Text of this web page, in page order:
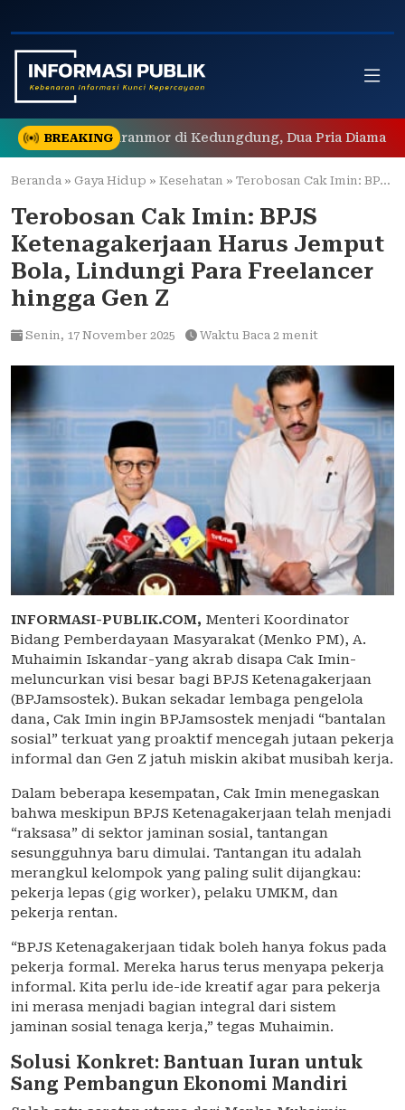
to
content
BREAKING
Ungkap Curanmor di Kedungdung, Dua Pria Diamankan
Beranda » Gaya Hidup » Kesehatan » Terobosan Cak Imin: BPJS Ketenagakerjaan Harus Jemput Bola, Lindungi Para Freelancer hingga Gen Z
Terobosan Cak Imin: BPJS
Ketenagakerjaan Harus Jemput
Bola, Lindungi Para Freelancer
hingga Gen Z
Senin, 17 November 2025 Waktu Baca 2 menit
INFORMASI-PUBLIK.COM, Menteri Koordinator
Bidang Pemberdayaan Masyarakat (Menko PM), A.
Muhaimin Iskandar-yang akrab disapa Cak Imin-
meluncurkan visi besar bagi BPJS Ketenagakerjaan
(BPJamsostek). Bukan sekadar lembaga pengelola
dana, Cak Imin ingin BPJamsostek menjadi “bantalan
sosial” terkuat yang proaktif mencegah jutaan pekerja
informal dan Gen Z jatuh miskin akibat musibah kerja.
Dalam beberapa kesempatan, Cak Imin menegaskan
bahwa meskipun BPJS Ketenagakerjaan telah menjadi
“raksasa” di sektor jaminan sosial, tantangan
sesungguhnya baru dimulai. Tantangan itu adalah
merangkul kelompok yang paling sulit dijangkau:
pekerja lepas (gig worker), pelaku UMKM, dan
pekerja rentan.
“BPJS Ketenagakerjaan tidak boleh hanya fokus pada
pekerja formal. Mereka harus terus menyapa pekerja
informal. Kita perlu ide-ide kreatif agar para pekerja
ini merasa menjadi bagian integral dari sistem
jaminan sosial tenaga kerja,” tegas Muhaimin.
Solusi Konkret: Bantuan Iuran untuk
Sang Pembangun Ekonomi Mandiri